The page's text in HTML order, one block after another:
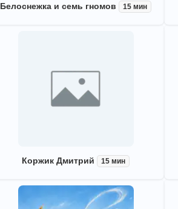
Белоснежка и семь гномов 15 мин
Коржик Дмитрий 15 мин